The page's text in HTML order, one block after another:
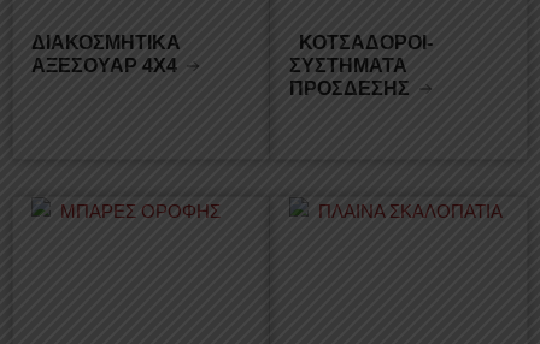
ΔΙΑΚΟΣΜΗΤΙΚΑ
ΑΞΕΣΟΥΑΡ 4Χ4
ΚΟΤΣΑΔΟΡΟΙ-
ΣΥΣΤΗΜΑΤΑ
ΠΡΟΣΔΕΣΗΣ